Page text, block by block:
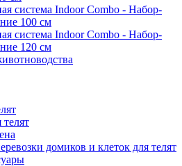
система Indoor Combo - Набор-
100 см
система Indoor Combo - Набор-
120 см
домиков и клеток для телят